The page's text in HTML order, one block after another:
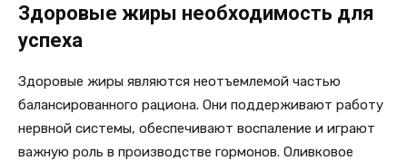
Здоровые жиры необходимость для
успеха
Здоровые жиры являются неотъемлемой частью
балансированного рациона. Они поддерживают работу
нервной системы, обеспечивают воспаление и играют
важную роль в производстве гормонов. Оливковое